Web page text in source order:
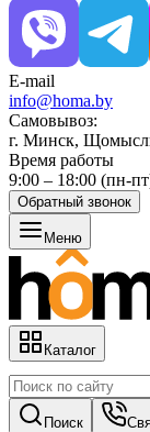
E-mail
info@homa.by
Самовывоз:
г. Минск,
Время работы
9:00 – 18:00 (пн-
Обратный звонок
Меню
Каталог
Поиск